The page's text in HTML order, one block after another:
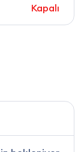
Kapalı